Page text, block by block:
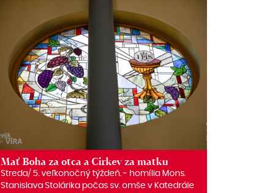
Mať Boha za otca a Cirkev za matku
Streda/ 5. veľkonočný týždeň. ‒ homília Mons.
Stanislava Stolárika počas sv. omše v Katedrále